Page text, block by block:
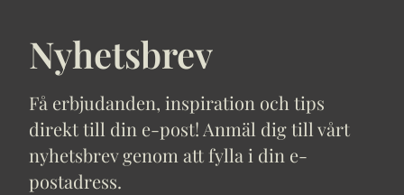
Nyhetsbrev
Få erbjudanden, inspiration och tips
direkt till din e-post! Anmäl dig till vårt
nyhetsbrev genom att fylla i din e-
postadress.